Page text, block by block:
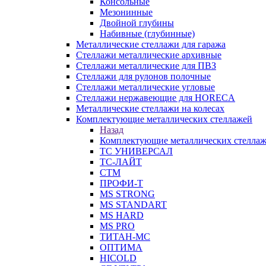
Мезонинные
Двойной глубины
Набивные (глубинные)
Металлические стеллажи для гаража
Стеллажи металлические архивные
Стеллажи металлические для ПВЗ
Стеллажи для рулонов полочные
Стеллажи металлические угловые
Стеллажи нержавеющие для HORECA
Металлические стеллажи на колесах
Комплектующие металлических стеллажей
Назад
Комплектующие металлических
ТС УНИВЕРСАЛ
ТС-ЛАЙТ
СТМ
ПРОФИ-Т
MS STRONG
MS STANDART
MS HARD
MS PRO
ТИТАН-МС
ОПТИМА
HICOLD